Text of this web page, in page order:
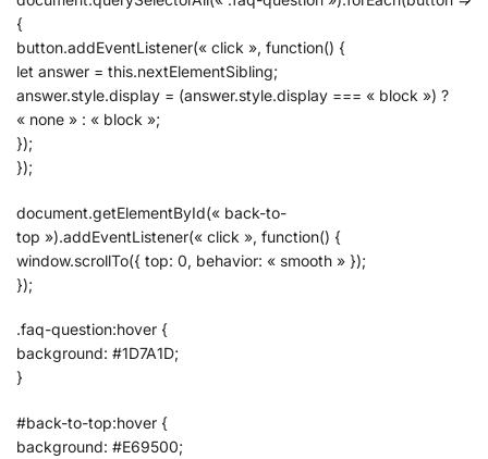
{
button.addEventListener(« click », function() {
let answer = this.nextElementSibling;
answer.style.display = (answer.style.display === « block ») ?
« none » : « block »;
});
});
document.getElementById(« back-to-
top »).addEventListener(« click », function() {
window.scrollTo({ top: 0, behavior: « smooth » });
});
.faq-question:hover {
background: #1D7A1D;
}
#back-to-top:hover {
background: #E69500;